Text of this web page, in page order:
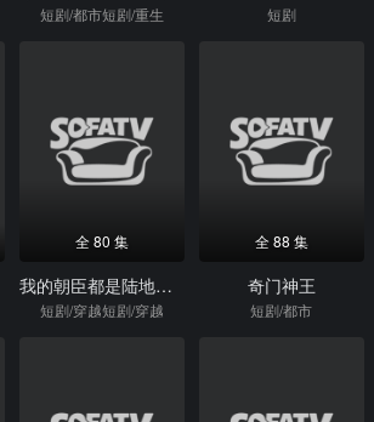
短剧/都市短剧/重生 短剧
全 80 集
我的朝臣都是陆地神仙
短剧/穿越短剧/穿越
全 88 集
奇门神王
短剧/都市